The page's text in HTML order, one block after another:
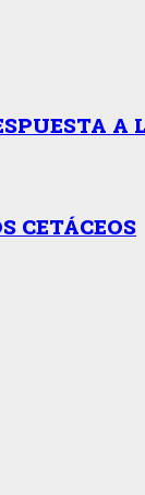
A
CETÁCEOS